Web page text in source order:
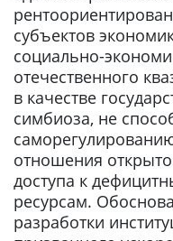
субъектов
социально-
отечественного
в качестве
симбиоза, не
отношения
доступа к
ресурсам.
разработки